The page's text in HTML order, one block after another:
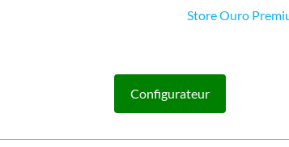
Store Ouro
Configurateur